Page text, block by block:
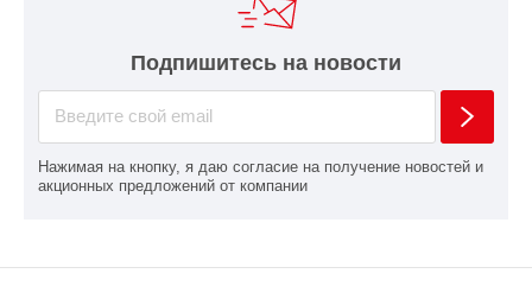
Подпишитесь на новости
Нажимая на кнопку, я даю согласие на получение новостей и
акционных предложений от компании